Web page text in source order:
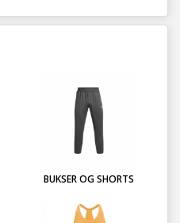
BUKSER OG SHORTS